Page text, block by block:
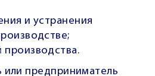
и устранения
или предприниматель